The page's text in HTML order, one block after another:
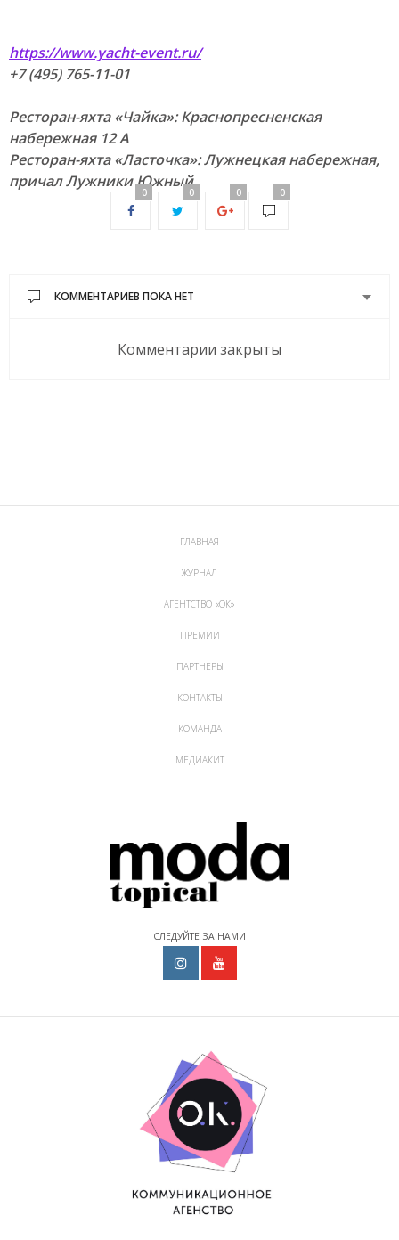
https://www.yacht-event.ru/
+7 (495) 765-11-01
Ресторан-яхта «Чайка»: Краснопресненская
набережная 12 А
Ресторан-яхта «Ласточка»: Лужнецкая набережная,
причал Лужники.Южный
0 0 0 0
КОММЕНТАРИЕВ ПОКА НЕТ
Комментарии закрыты
ГЛАВНАЯ
ЖУРНАЛ
АГЕНТСТВО «ОК»
ПРЕМИИ
ПАРТНЕРЫ
КОНТАКТЫ
КОМАНДА
МЕДИАКИТ
СЛЕДУЙТЕ ЗА НАМИ